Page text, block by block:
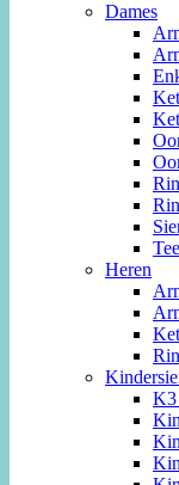
Dames
Heren
K3